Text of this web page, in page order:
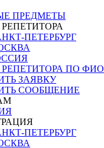
ПРЕДМЕТЫ
ПЕТЕРБУРГ
ПО ФИО
ЗАЯВКУ
СООБЩЕНИЕ
ПЕТЕРБУРГ